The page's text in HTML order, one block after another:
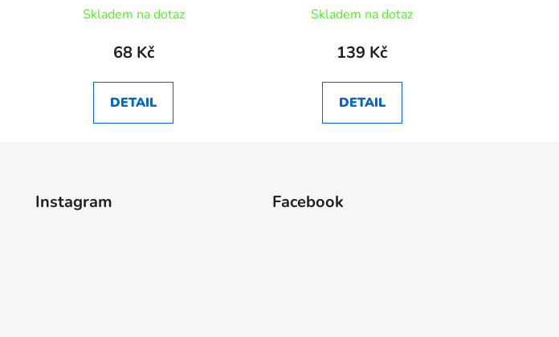
Skladem na dotaz
68 Kč
DETAIL
Skladem na dotaz
139 Kč
DETAIL
Instagram Facebook